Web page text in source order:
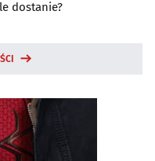
dostanie?